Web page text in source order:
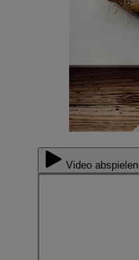
Video abspielen